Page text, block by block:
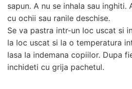
sapun. A nu se inhala sau inghiti.
cu ochii sau ranile deschise.
Se va pastra intr-un loc uscat si
la loc uscat si la o temperatura
lasa la indemana copiilor. Dupa
inchideti cu grija pachetul.